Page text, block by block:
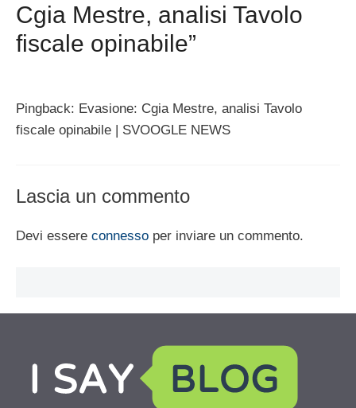
Cgia Mestre, analisi Tavolo
fiscale opinabile”
Pingback: Evasione: Cgia Mestre, analisi Tavolo
fiscale opinabile | SVOOGLE NEWS
Lascia un commento
Devi essere connesso per inviare un commento.